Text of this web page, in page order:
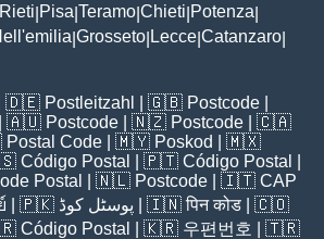
Rieti Pisa Teramo Chieti Potenza
Grosseto Lecce Catanzaro
| 🇩🇪 Postleitzahl | 🇬🇧 Postcode
| 🇦🇺 Postcode | 🇳🇿 Postcode | 🇨🇦
Postal Code | 🇲🇾 Poskod
| 🇲🇽
Código Postal | 🇵🇹 Código Postal
Postal | 🇳🇱 Postcode | 🇮🇹 CAP
| 🇵🇰 پوسٹل کوڈ | 🇮🇳पिन कोड | 🇨🇴
Código Postal | 🇰🇷 우편번호
| 🇹🇷